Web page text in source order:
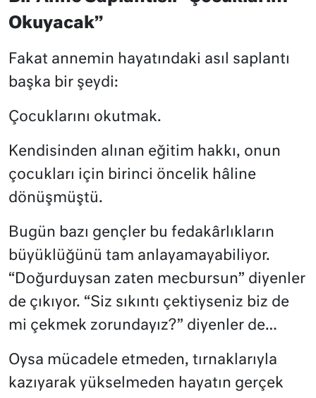
Okuyacak”
Fakat annemin hayatındaki asıl saplantı
başka bir şeydi:
Çocuklarını okutmak.
Kendisinden alınan eğitim hakkı, onun
çocukları için birinci öncelik hâline
dönüşmüştü.
Bugün bazı gençler bu fedakârlıkların
büyüklüğünü tam anlayamayabiliyor.
“Doğurduysan zaten mecbursun” diyenler
de çıkıyor. “Siz sıkıntı çektiyseniz biz de
mi çekmek zorundayız?” diyenler de…
Oysa mücadele etmeden, tırnaklarıyla
kazıyarak yükselmeden hayatın gerçek